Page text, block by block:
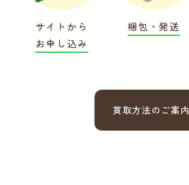
サイトから
お申し込み
梱包・発送
買取方法のご案内